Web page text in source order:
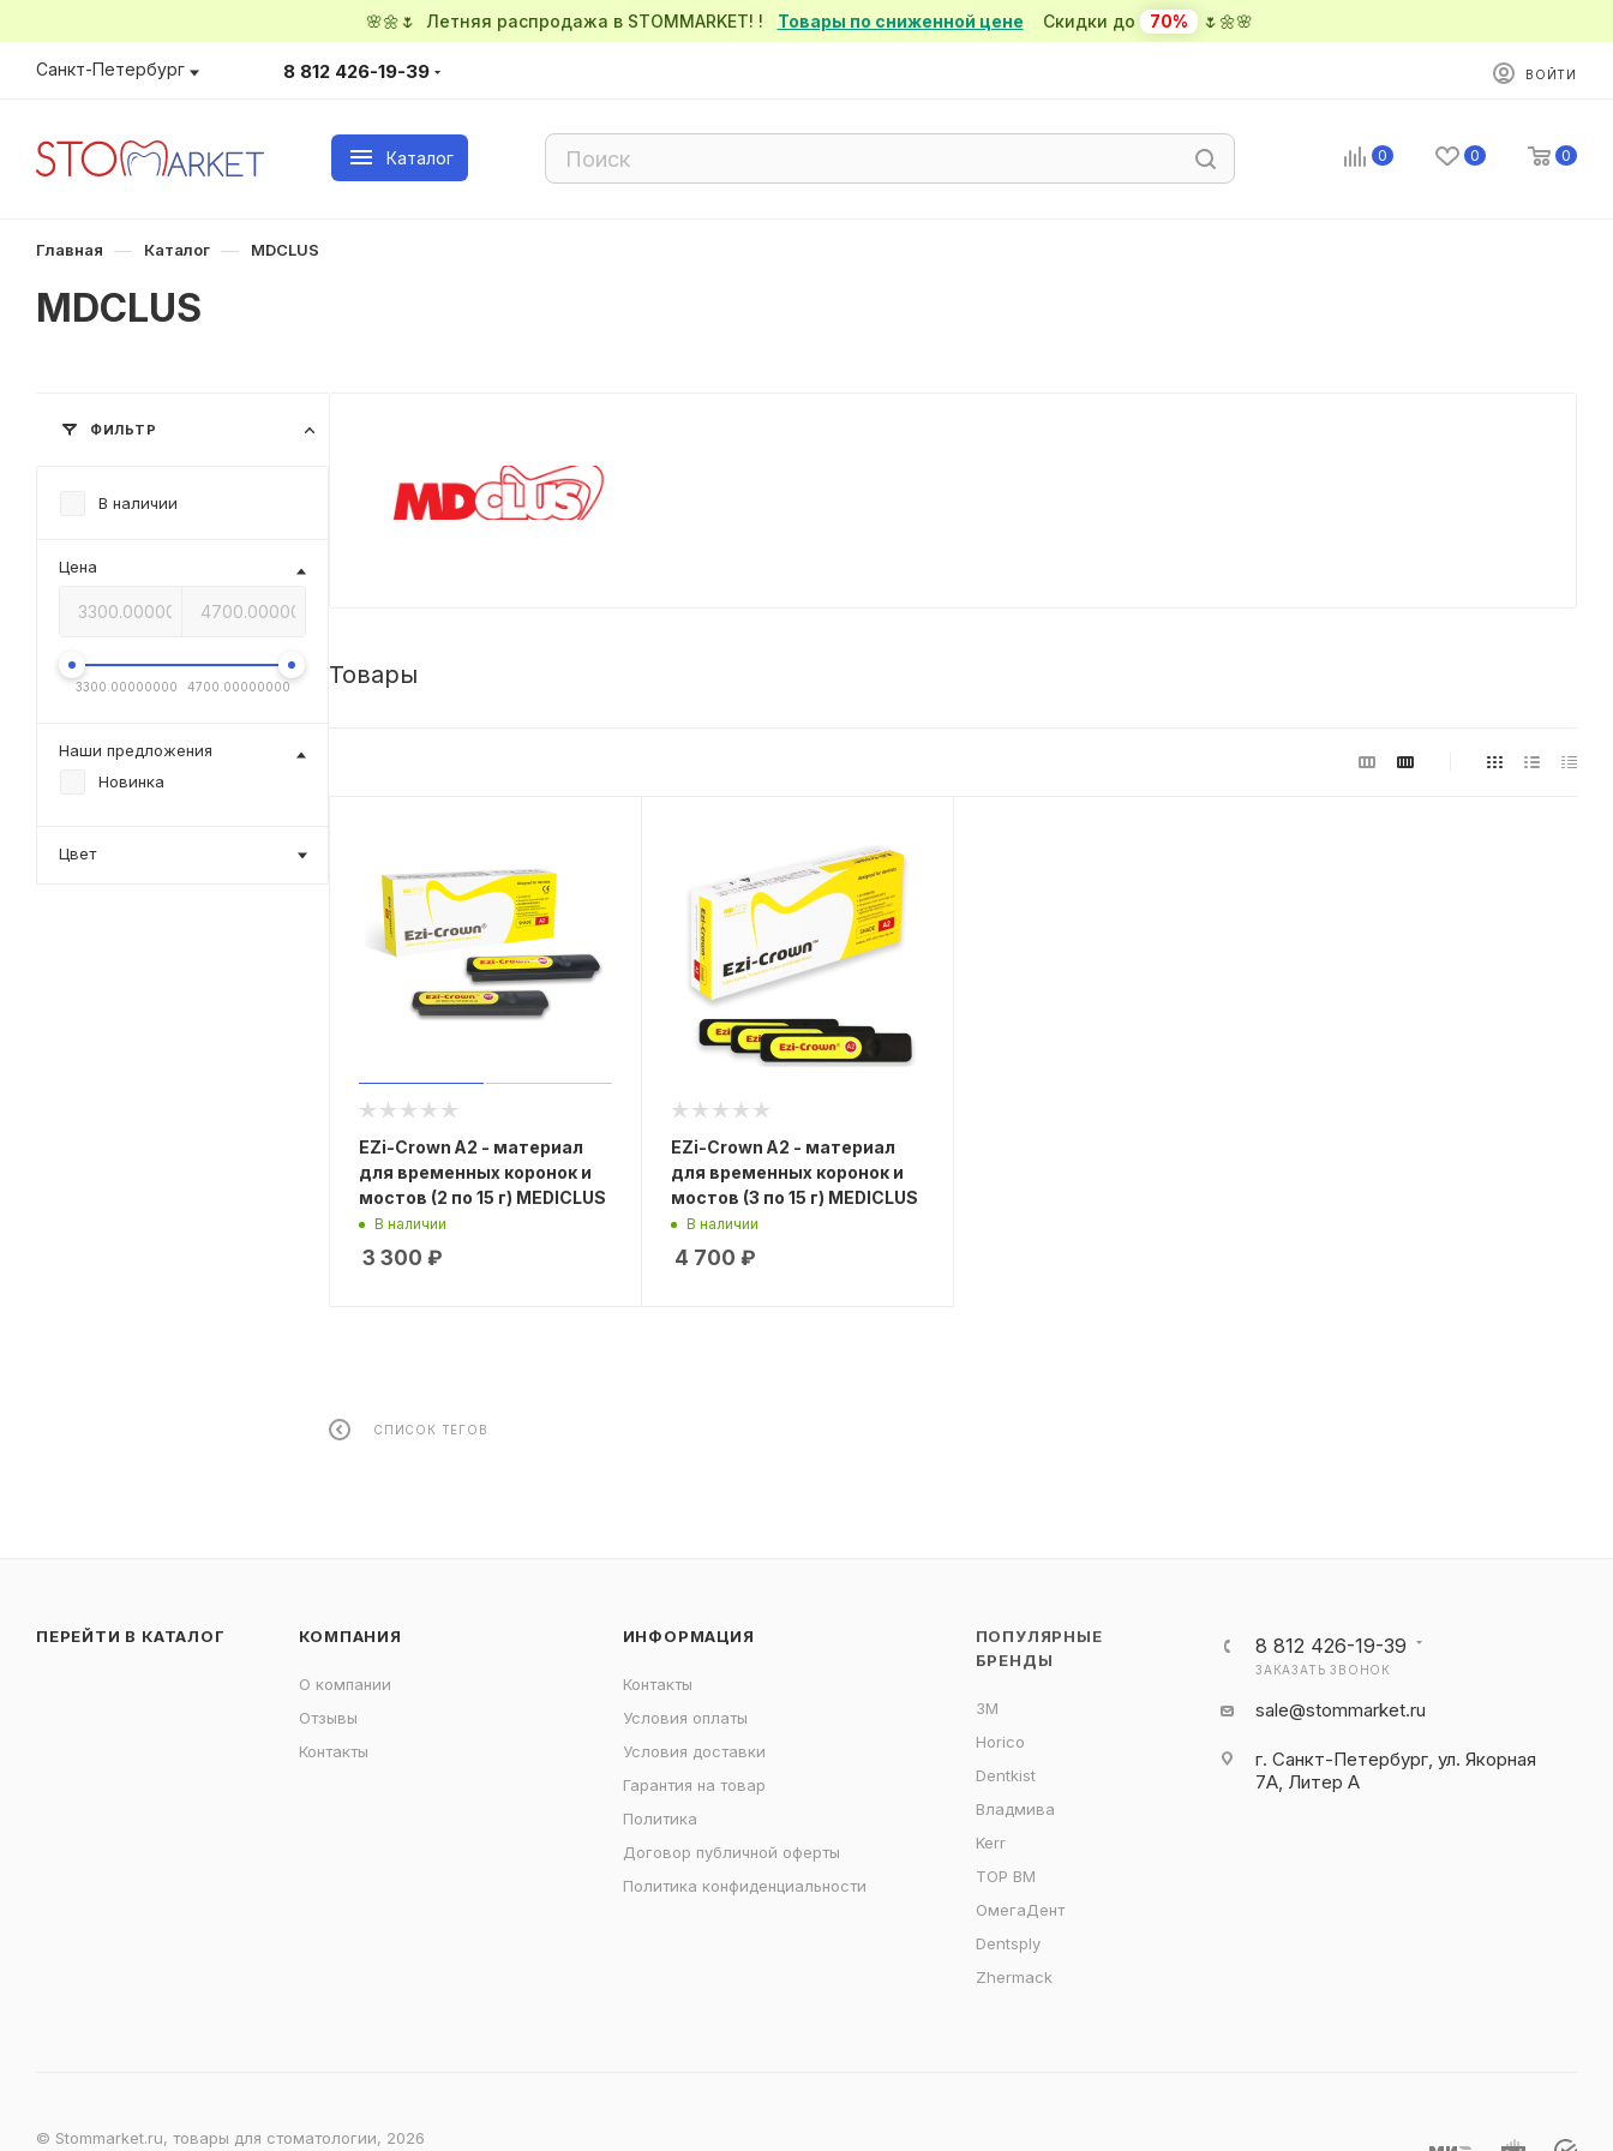
🌸🌼🌷 Летняя распродажа в STOMMARKET! ! Товары по сниженной цене Скидки до 70% 🌷🌼🌸
Санкт-Петербург 8 812 426-19-39 ВОЙТИ
Каталог 0 0 0
Главная — Каталог — MDCLUS
MDCLUS
Товары
EZi-Crown А2 - материал
для временных коронок и
мостов (2 по 15 г) MEDICLUS
В наличии
3 300 ₽
EZi-Crown А2 - материал
для временных коронок и
мостов (3 по 15 г) MEDICLUS
В наличии
4 700 ₽
СПИСОК ТЕГОВ
ФИЛЬТР
Цена
3300.00000000 4700.00000000
В наличии
Наши предложения
Новинка
Цвет
ПЕРЕЙТИ В КАТАЛОГ КОМПАНИЯ
О компании
Отзывы
Контакты
ИНФОРМАЦИЯ
Контакты
Условия оплаты
Условия доставки
Гарантия на товар
Политика
Договор публичной оферты
Политика конфиденциальности
ПОПУЛЯРНЫЕ
БРЕНДЫ
3M
Horico
Dentkist
Владмива
Kerr
ТОР ВМ
ОмегаДент
Dentsply
Zhermack
8 812 426-19-39
ЗАКАЗАТЬ ЗВОНОК
sale@stommarket.ru
г. Cанкт-Петербург, ул. Якорная
7А, Литер А
© Stommarket.ru, товары для стоматологии, 2026